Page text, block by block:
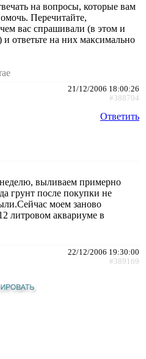
на вопросы, которые вам
Перечитайте,
вас спрашивали (в этом и
ответьте на них максимально
21/12/2006 18:00:26
#388704
Ответить
выливаем примерно
грунт после покупки не
моем заново
литровом аквариуме в
22/12/2006 19:30:00
#389169